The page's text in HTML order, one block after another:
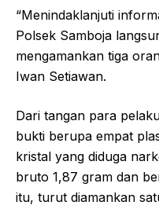
“Menindaklanjuti
Polsek Samboja
mengamankan tiga
Iwan Setiawan.
Dari tangan para
bukti berupa empat
kristal yang diduga
bruto 1,87 gram dan
itu, turut diamankan